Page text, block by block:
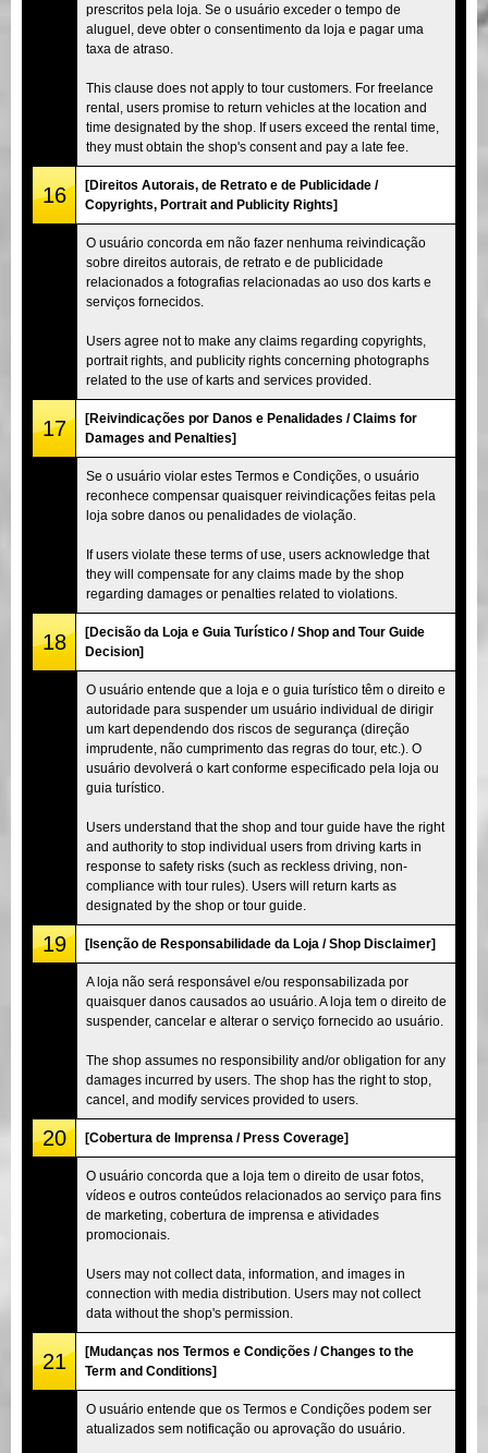
prescritos pela loja. Se o usuário exceder o tempo de
aluguel, deve obter o consentimento da loja e pagar uma
taxa de atraso.
This clause does not apply to tour customers. For freelance
rental, users promise to return vehicles at the location and
time designated by the shop. If users exceed the rental time,
they must obtain the shop's consent and pay a late fee.
16
[Direitos Autorais, de Retrato e de Publicidade /
Copyrights, Portrait and Publicity Rights]
O usuário concorda em não fazer nenhuma reivindicação
sobre direitos autorais, de retrato e de publicidade
relacionados a fotografias relacionadas ao uso dos karts e
serviços fornecidos.
Users agree not to make any claims regarding copyrights,
portrait rights, and publicity rights concerning photographs
related to the use of karts and services provided.
17
[Reivindicações por Danos e Penalidades / Claims for
Damages and Penalties]
Se o usuário violar estes Termos e Condições, o usuário
reconhece compensar quaisquer reivindicações feitas pela
loja sobre danos ou penalidades de violação.
If users violate these terms of use, users acknowledge that
they will compensate for any claims made by the shop
regarding damages or penalties related to violations.
18
[Decisão da Loja e Guia Turístico / Shop and Tour Guide
Decision]
O usuário entende que a loja e o guia turístico têm o direito e
autoridade para suspender um usuário individual de dirigir
um kart dependendo dos riscos de segurança (direção
imprudente, não cumprimento das regras do tour, etc.). O
usuário devolverá o kart conforme especificado pela loja ou
guia turístico.
Users understand that the shop and tour guide have the right
and authority to stop individual users from driving karts in
response to safety risks (such as reckless driving, non-
compliance with tour rules). Users will return karts as
designated by the shop or tour guide.
19 [Isenção de Responsabilidade da Loja / Shop Disclaimer]
A loja não será responsável e/ou responsabilizada por
quaisquer danos causados ao usuário. A loja tem o direito de
suspender, cancelar e alterar o serviço fornecido ao usuário.
The shop assumes no responsibility and/or obligation for any
damages incurred by users. The shop has the right to stop,
cancel, and modify services provided to users.
20 [Cobertura de Imprensa / Press Coverage]
O usuário concorda que a loja tem o direito de usar fotos,
vídeos e outros conteúdos relacionados ao serviço para fins
de marketing, cobertura de imprensa e atividades
promocionais.
Users may not collect data, information, and images in
connection with media distribution. Users may not collect
data without the shop's permission.
21
[Mudanças nos Termos e Condições / Changes to the
Term and Conditions]
O usuário entende que os Termos e Condições podem ser
atualizados sem notificação ou aprovação do usuário.